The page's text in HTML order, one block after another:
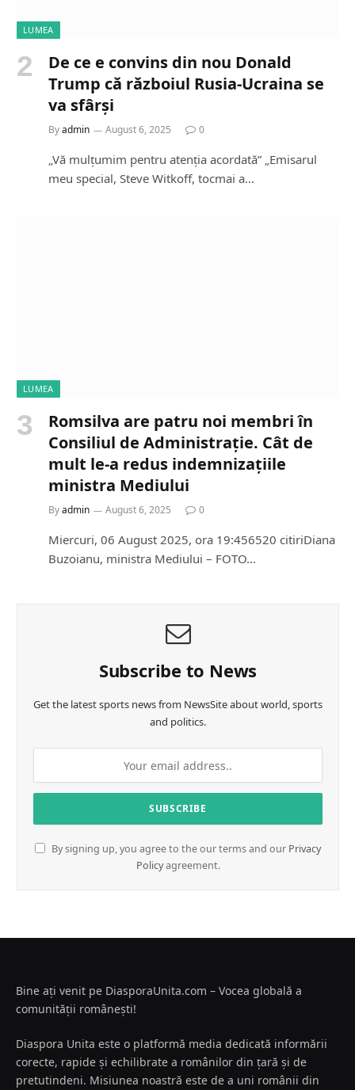
LUMEA
De ce e convins din nou Donald
Trump că războiul Rusia-Ucraina se
va sfârși
Byadmin August 6, 2025 0
„Vă mulțumim pentru atenția acordată” „Emisarul
meu special, Steve Witkoff, tocmai a…
LUMEA
Romsilva are patru noi membri în
Consiliul de Administrație. Cât de
mult le-a redus indemnizațiile
ministra Mediului
Byadmin August 6, 2025 0
Miercuri, 06 August 2025, ora 19:456520 citiriDiana
Buzoianu, ministra Mediului – FOTO…
Subscribe to News
Get the latest sports news from NewsSite about world, sports
and politics.
By signing up, you agree to the our terms and our Privacy
Policyagreement.
Bine ați venit pe DiasporaUnita.com – Vocea globală a
comunității românești!
Diaspora Unita este o platformă media dedicată informării
corecte, rapide și echilibrate a românilor din țară și de
pretutindeni. Misiunea noastră este de a uni românii din